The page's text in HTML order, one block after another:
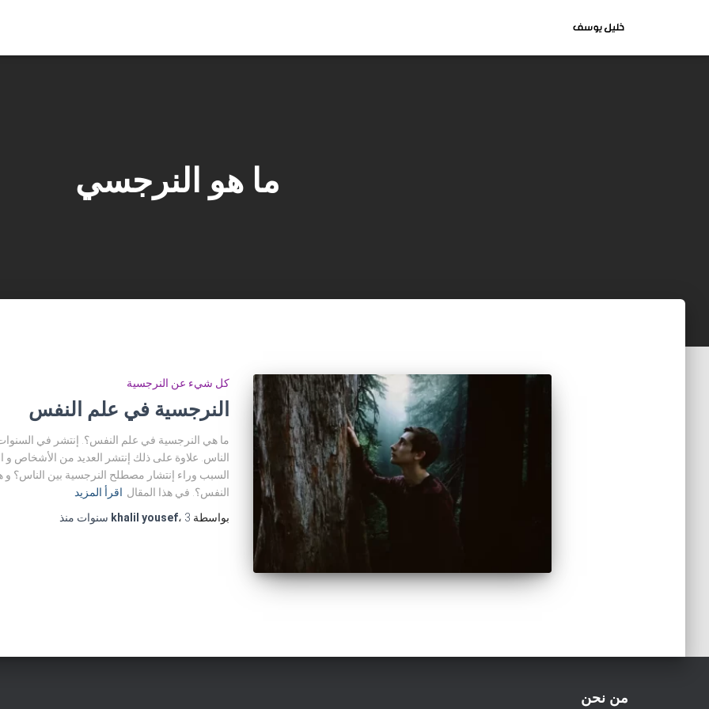
ما هو النرجسي
كل شيء عن النرجسية
النرجسية في علم النفس
ما هي النرجسية في علم النفس؟. إنتشر في
الناس. علاوة على ذلك إنتشر العديد من الأشخاص و
السبب وراء إنتشار مصطلح النرجسية بين الناس؟ و
النفس؟. في هذا المقال اقرأ المزيد
بواسطة
khalil yousef، 3 سنوات منذ
من نحن